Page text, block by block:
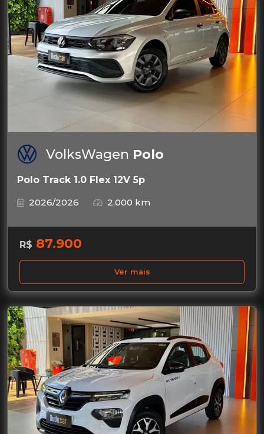
VolksWagen Polo
Polo Track 1.0 Flex 12V 5p
2026/2026
2.000 km
R$ 87.900
Ver mais